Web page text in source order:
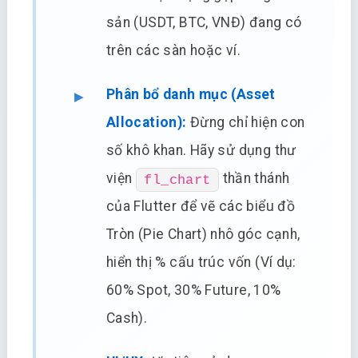
sản (USDT, BTC, VNĐ) đang có
trên các sàn hoặc ví.
Phân bổ danh mục (Asset
Allocation): Đừng chỉ hiện con
số khô khan. Hãy sử dụng thư
viện
fl_chart
thần thánh
của Flutter để vẽ các biểu đồ
Tròn (Pie Chart) nhô góc cạnh,
hiển thị % cấu trúc vốn (Ví dụ:
60% Spot, 30% Future, 10%
Cash).